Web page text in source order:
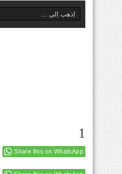
1
Share this on WhatsApp